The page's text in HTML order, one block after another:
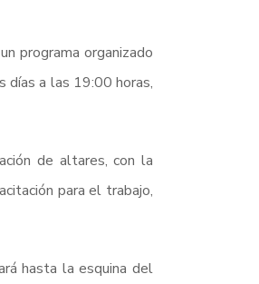
programa organizado
días a las 19:00 horas,
de altares, con la
para el trabajo,
hasta la esquina del